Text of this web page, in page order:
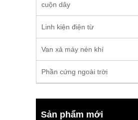
cuộn dây
Linh kiện điện từ
Van xả máy nén khí
Phần cứng ngoài trời
Sản phẩm mới